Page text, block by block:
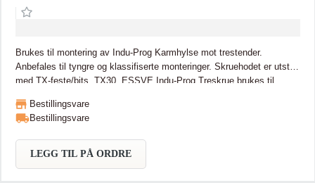
Brukes til montering av Indu-Prog Karmhylse mot trestender.
Anbefales til tyngre og klassifiserte monteringer. Skruehodet er utstyrt
med TX-feste/bits, TX30. ESSVE Indu-Prog Treskrue brukes til
tyngre og klassifiserte monteringer. Skruehodet er utstyrt med TX-
feste/bits, TX30.
Bestillingsvare
Bestillingsvare
LEGG TIL PÅ ORDRE